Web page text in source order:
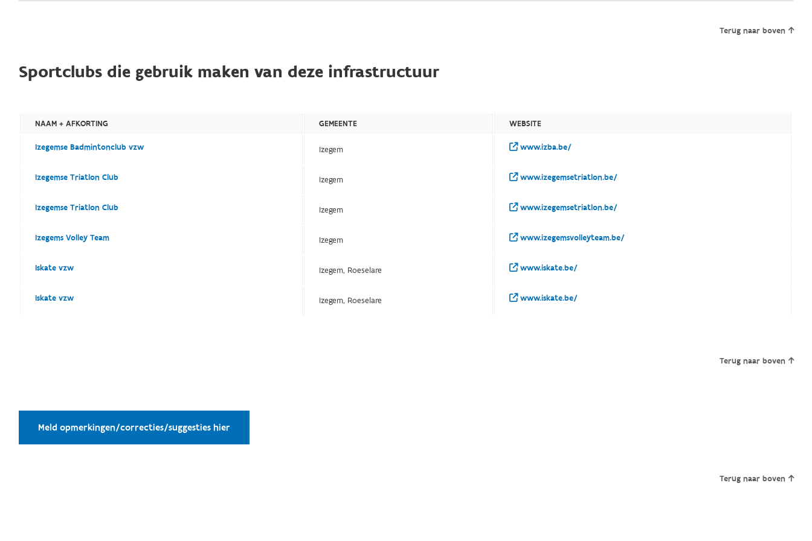
Terug naar boven
Sportclubs die gebruik maken van deze infrastructuur
NAAM + AFKORTING GEMEENTE WEBSITE
Izegemse Badmintonclub vzw Izegem www.izba.be/
Izegemse Triatlon Club Izegem www.izegemsetriatlon.be/
Izegemse Triatlon Club Izegem www.izegemsetriatlon.be/
Izegems Volley Team Izegem www.izegemsvolleyteam.be/
Iskate vzw Izegem, Roeselare www.iskate.be/
Iskate vzw Izegem, Roeselare www.iskate.be/
Terug naar boven
Meld opmerkingen/correcties/suggesties hier
Terug naar boven